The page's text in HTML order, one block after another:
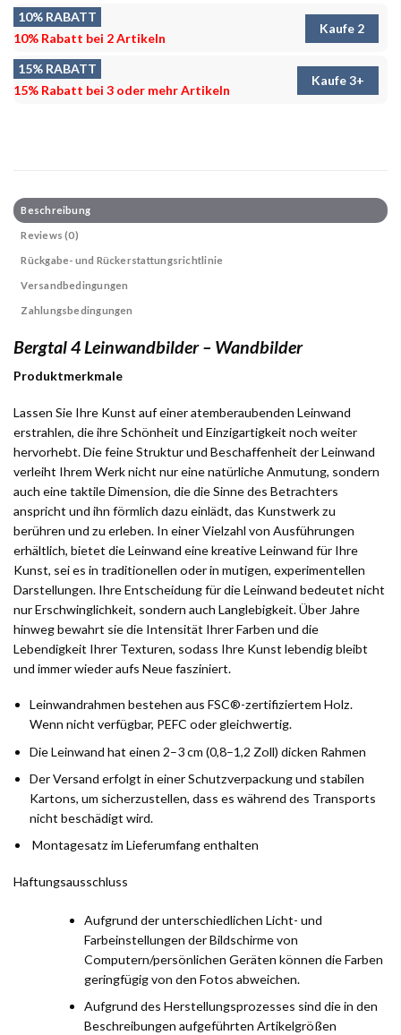
10% RABATT
10% Rabatt bei 2 Artikeln
Kaufe 2
15% RABATT
15% Rabatt bei 3 oder mehr Artikeln
Kaufe 3+
Beschreibung
Reviews (0)
Rückgabe- und Rückerstattungsrichtlinie
Versandbedingungen
Zahlungsbedingungen
Bergtal 4 Leinwandbilder – Wandbilder
Produktmerkmale
Lassen Sie Ihre Kunst auf einer atemberaubenden Leinwand
erstrahlen, die ihre Schönheit und Einzigartigkeit noch weiter
hervorhebt. Die feine Struktur und Beschaffenheit der Leinwand
verleiht Ihrem Werk nicht nur eine natürliche Anmutung, sondern
auch eine taktile Dimension, die die Sinne des Betrachters
anspricht und ihn förmlich dazu einlädt, das Kunstwerk zu
berühren und zu erleben. In einer Vielzahl von Ausführungen
erhältlich, bietet die Leinwand eine kreative Leinwand für Ihre
Kunst, sei es in traditionellen oder in mutigen, experimentellen
Darstellungen. Ihre Entscheidung für die Leinwand bedeutet nicht
nur Erschwinglichkeit, sondern auch Langlebigkeit. Über Jahre
hinweg bewahrt sie die Intensität Ihrer Farben und die
Lebendigkeit Ihrer Texturen, sodass Ihre Kunst lebendig bleibt
und immer wieder aufs Neue fasziniert.
Leinwandrahmen bestehen aus FSC®-zertifiziertem Holz.
Wenn nicht verfügbar, PEFC oder gleichwertig.
Die Leinwand hat einen 2–3 cm (0,8–1,2 Zoll) dicken Rahmen
Der Versand erfolgt in einer Schutzverpackung und stabilen
Kartons, um sicherzustellen, dass es während des Transports
nicht beschädigt wird.
Montagesatz im Lieferumfang enthalten
Haftungsausschluss
Aufgrund der unterschiedlichen Licht- und
Farbeinstellungen der Bildschirme von
Computern/persönlichen Geräten können die Farben
geringfügig von den Fotos abweichen.
Aufgrund des Herstellungsprozesses sind die in den
Beschreibungen aufgeführten Artikelgrößen